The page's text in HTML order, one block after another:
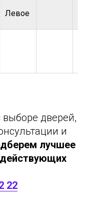
Левое
дверей,
и
лучшее
22